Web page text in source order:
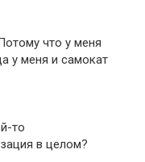
что у меня
у меня и самокат
то
в целом?